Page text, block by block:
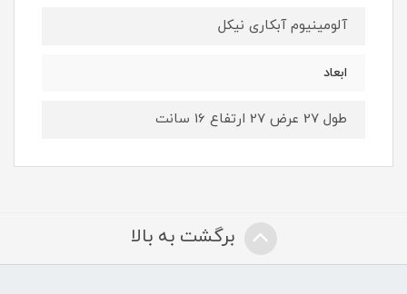
آلومینیوم آبکاری نیکل
ابعاد
طول 27 عرض 27 ارتفاع 16 سانت
برگشت به بالا